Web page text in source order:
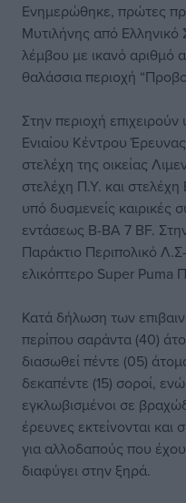
Ενημερώθηκε, πρώτες
Μυτιλήνης από Ελληνικό
λέμβου με ικανό αριθμό
θαλάσσια περιοχή
Στην περιοχή
Ενιαίου Κέντρου
στελέχη της οικείας
στελέχη Π.Υ. και
υπό δυσμενείς καιρικές
εντάσεως Β-ΒΑ 7 BF.
Παράκτιο Περιπολικό
ελικόπτερο Super Puma
Κατά δήλωση των
περίπου σαράντα (40)
διασωθεί πέντε (05)
δεκαπέντε (15) σοροί,
εγκλωβισμένοι σε
έρευνες εκτείνονται
για αλλοδαπούς που
διαφύγει στην ξηρά.